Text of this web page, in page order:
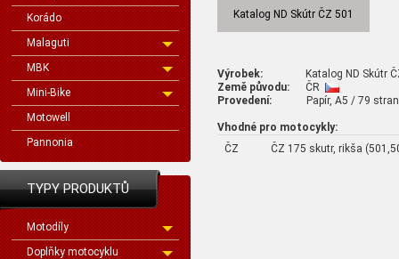
Korádo
Malaguti
MBK
Mini-Bike
Motowell
Pannonia
TYPY PRODUKTŮ
Motodíly
Doplňky motocyklu
Katalog ND Skútr ČZ 501
Výrobek: Katalog ND Skútr
Země původu: ČR
Provedení: Papír, A5 / 79 stran
Vhodné pro motocykly:
ČZ
ČZ 175 skutr, rikša